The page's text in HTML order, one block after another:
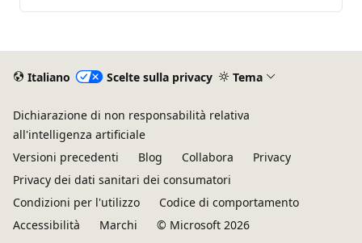
Italiano Scelte sulla privacy Tema
Dichiarazione di non responsabilità relativa
all'intelligenza artificiale
Versioni precedenti
Blog Collabora
Privacy
Privacy dei dati sanitari dei consumatori
Condizioni per l'utilizzo
Codice di comportamento
Accessibilità
Marchi © Microsoft 2026